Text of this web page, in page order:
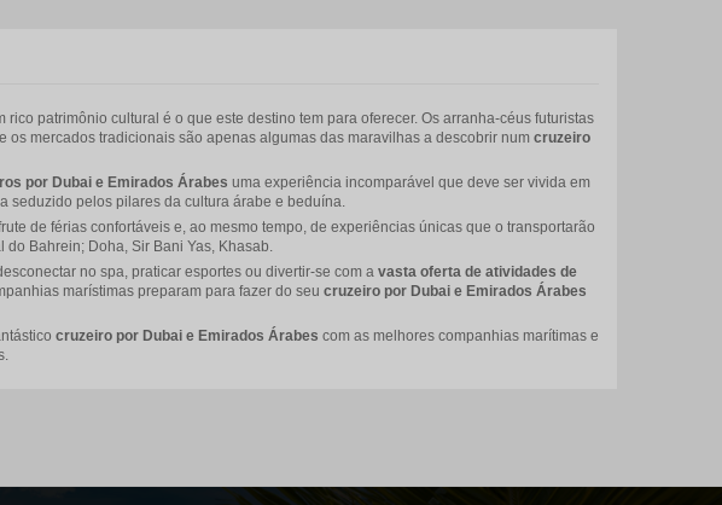
patrimônio cultural é o que este destino tem para oferecer. Os arranha-céus futuristas
os mercados tradicionais são apenas algumas das maravilhas a descobrir num cruzeiro
por Dubai e Emirados Árabes uma experiência incomparável que deve ser vivida em
seduzido pelos pilares da cultura árabe e beduína.
de férias confortáveis ​​e, ao mesmo tempo, de experiências únicas que o transportarão
Bahrein; Doha, Sir Bani Yas, Khasab.
no spa, praticar esportes ou divertir-se com a vasta oferta de atividades de
marístimas preparam para fazer do seu cruzeiro por Dubai e Emirados Árabes
cruzeiro por Dubai e Emirados Árabes com as melhores companhias marítimas e